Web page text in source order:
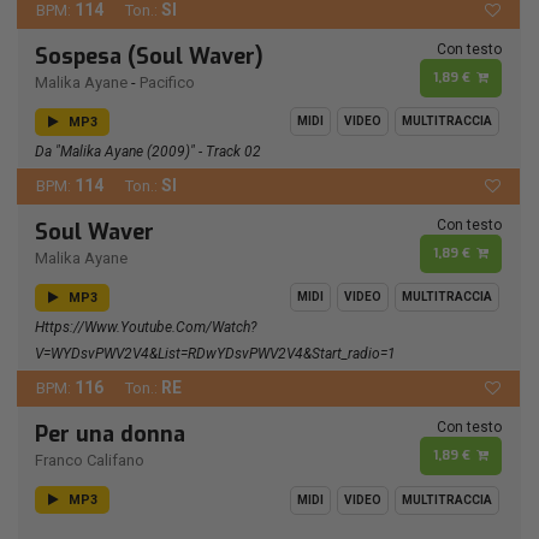
BPM: 114 Ton.: SI
Sospesa (Soul Waver)
Malika Ayane - Pacifico
Con testo
1,89 €
MP3 MIDI VIDEO MULTITRACCIA
Da "Malika Ayane (2009)" - Track 02
BPM: 114 Ton.: SI
Soul Waver
Malika Ayane
Con testo
1,89 €
MP3 MIDI VIDEO MULTITRACCIA
Https://www.youtube.com/watch?
V=wYDsvPWV2V4&list=RDwYDsvPWV2V4&start_radio=1
BPM: 116 Ton.: RE
Per una donna
Franco Califano
Con testo
1,89 €
MP3 MIDI VIDEO MULTITRACCIA